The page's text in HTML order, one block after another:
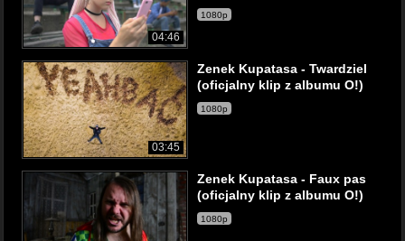
04:46
1080p
03:45
Zenek Kupatasa - Twardziel
(oficjalny klip z albumu O!)
1080p
Zenek Kupatasa - Faux pas
(oficjalny klip z albumu O!)
1080p